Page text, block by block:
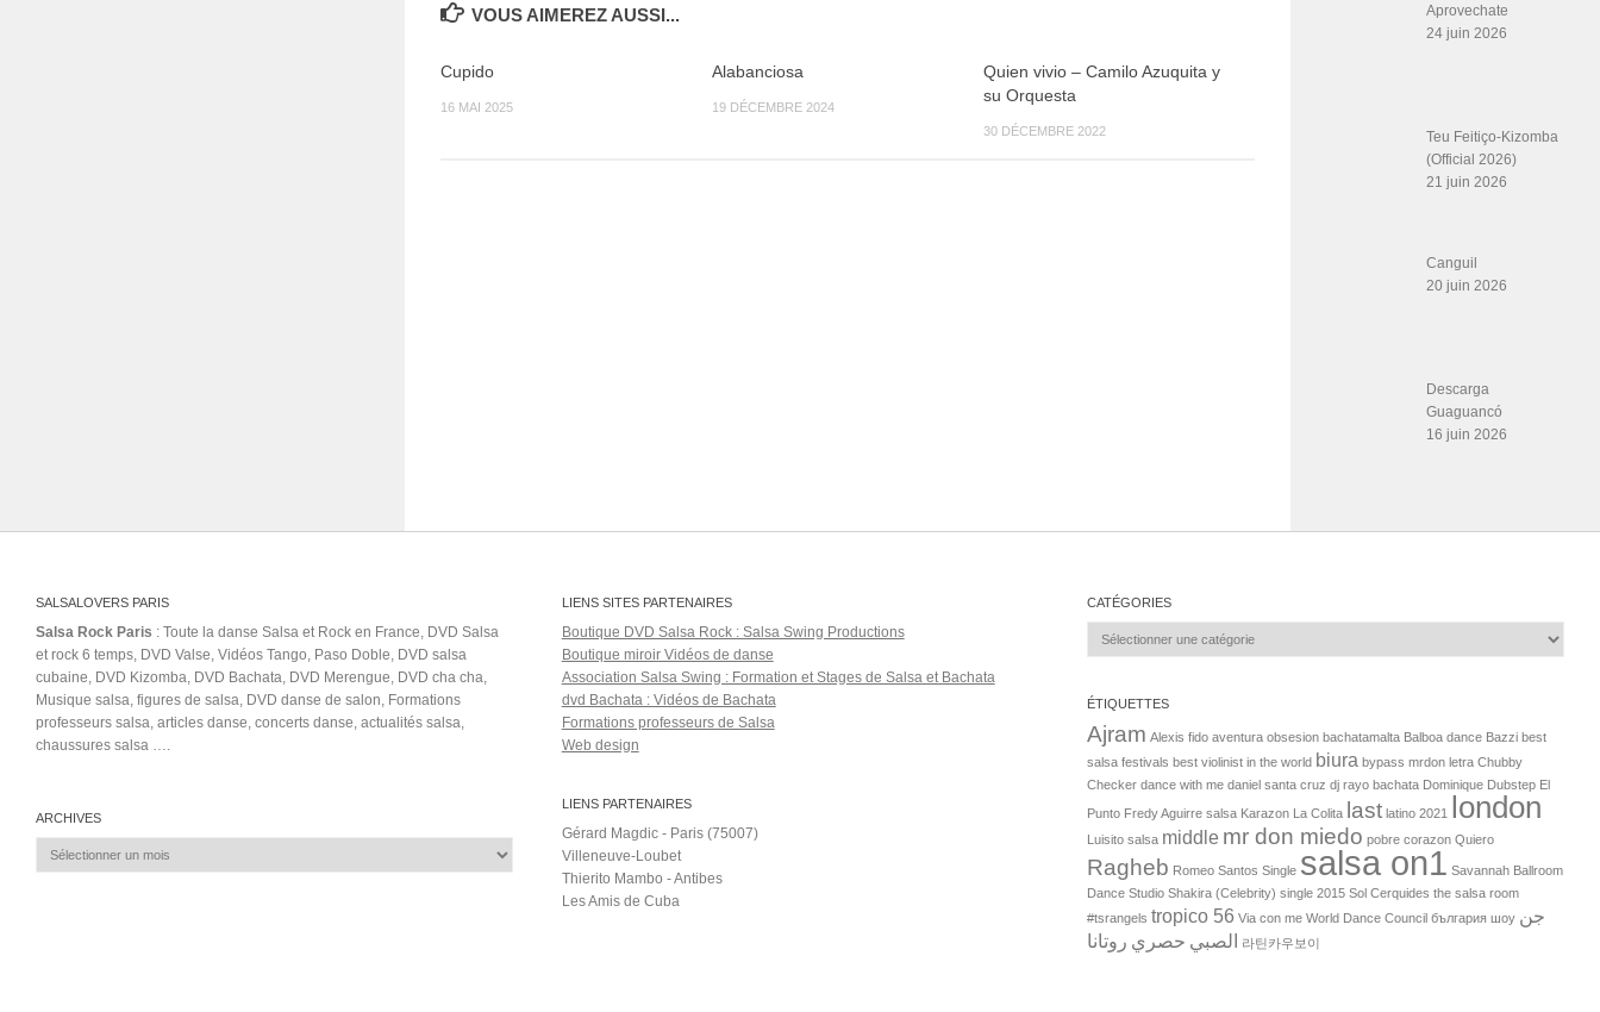
VOUS AIMEREZ AUSSI...
Cupido
16 MAI 2025
Alabanciosa
19 DÉCEMBRE 2024
Quien vivio – Camilo Azuquita y
su Orquesta
30 DÉCEMBRE 2022
Aprovechate
24 juin 2026
Teu Feitiço-Kizomba
(Official 2026)
21 juin 2026
Canguil
20 juin 2026
Descarga
Guaguancó
16 juin 2026
SALSALOVERS PARIS
Salsa Rock Paris : Toute la danse Salsa et Rock en France, DVD Salsa
et rock 6 temps, DVD Valse, Vidéos Tango, Paso Doble, DVD salsa
cubaine, DVD Kizomba, DVD Bachata, DVD Merengue, DVD cha cha,
Musique salsa, figures de salsa, DVD danse de salon, Formations
professeurs salsa, articles danse, concerts danse, actualités salsa,
chaussures salsa ….
ARCHIVES
Archives
LIENS SITES PARTENAIRES
Boutique DVD Salsa Rock : Salsa Swing Productions
Boutique miroir Vidéos de danse
Association Salsa Swing : Formation et Stages de Salsa et Bachata
dvd Bachata : Vidéos de Bachata
Formations professeurs de Salsa
Web design
LIENS PARTENAIRES
Gérard Magdic - Paris (75007)
Villeneuve-Loubet
Thierito Mambo - Antibes
Les Amis de Cuba
CATÉGORIES
Catégories
ÉTIQUETTES
Ajram Alexis fido aventura obsesion bachatamalta Balboa dance Bazzi best
salsa festivals best violinist in the world biura bypass mrdon letra Chubby
Checker dance with me daniel santa cruz dj rayo bachata Dominique Dubstep El
Punto Fredy Aguirre salsa Karazon La Colita last latino 2021 london
Luisito salsa middle mr don miedo pobre corazon Quiero
Ragheb Romeo Santos Single salsa on1 Savannah Ballroom
Dance Studio Shakira (Celebrity) single 2015 Sol Cerquides the salsa room
#tsrangels tropico 56 Via con me World Dance Council българия шоу جن
الصبي حصري روتانا 라틴카우보이